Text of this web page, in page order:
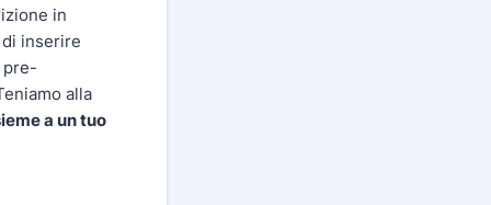
in
inserire
pre-
alla
a un tuo